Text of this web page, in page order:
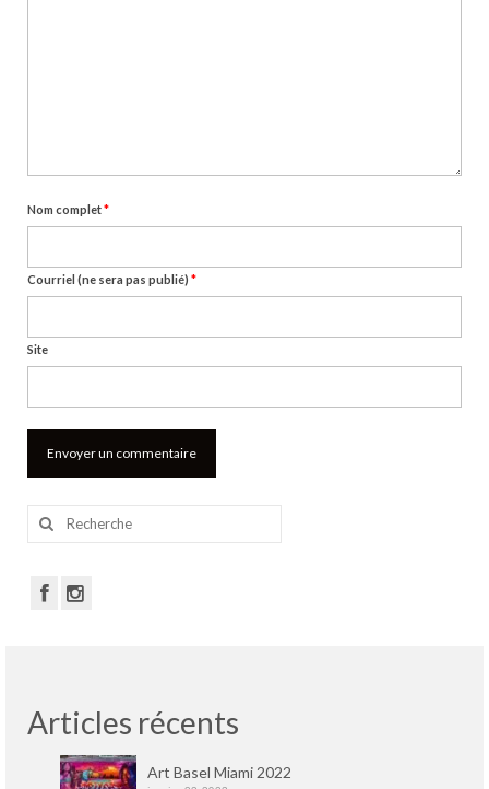
Nom complet*
Courriel (ne sera pas publié) *
Site
Rechercher
Articles récents
Art Basel Miami 2022